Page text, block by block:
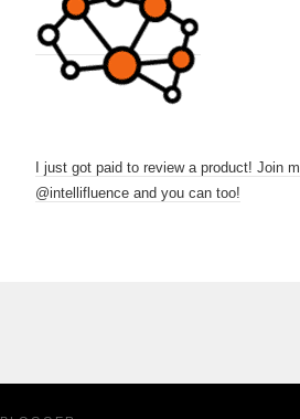
I just got paid to review a product! Join
@intellifluence and you can too!